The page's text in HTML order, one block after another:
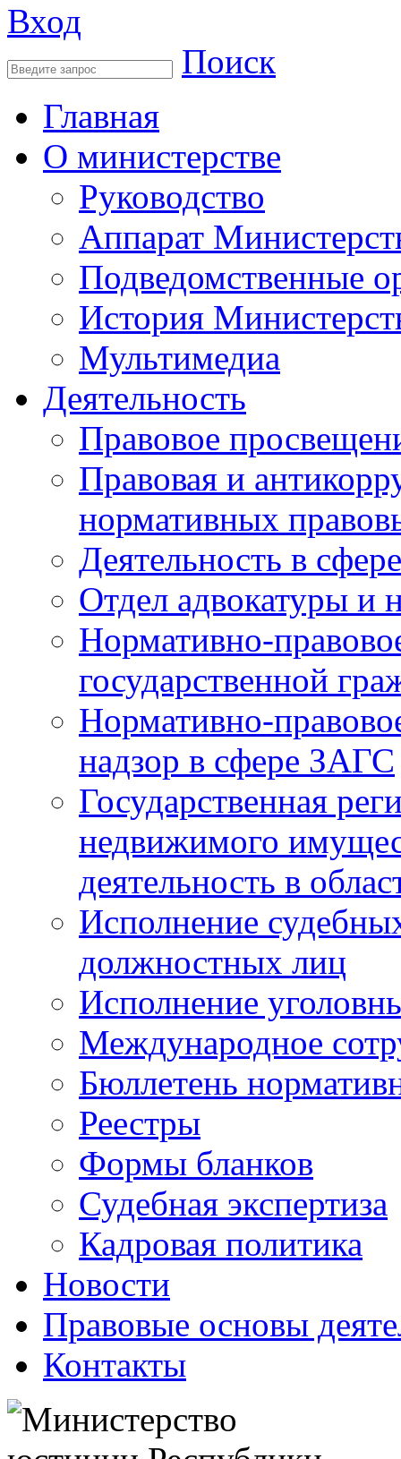
Вход
Поиск
Главная
О министерстве
Руководство
Аппарат
Подведомственные
История
Мультимедиа
Деятельность
Правовое
Правовая и
нормативных
Деятельность в
Отдел адвокатуры и
Нормативно-
государственной
Нормативно-
надзор в сфере ЗАГС
Государственная
недвижимого
деятельность в
Исполнение
должностных лиц
Исполнение
Международное
Бюллетень
Реестры
Формы бланков
Судебная экспертиза
Кадровая политика
Новости
Правовые основы
Контакты